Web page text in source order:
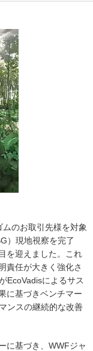
のお取引先様を対象
）現地視察を完了
を迎えました。これ
責任が大きく強化さ
EcoVadisによるサス
に基づきベンチマー
ンスの継続的な改善
に基づき、WWFジャ